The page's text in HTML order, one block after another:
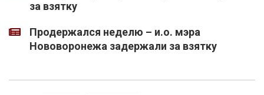
за взятку
Продержался неделю – и.о. мэра
Нововоронежа задержали за взятку